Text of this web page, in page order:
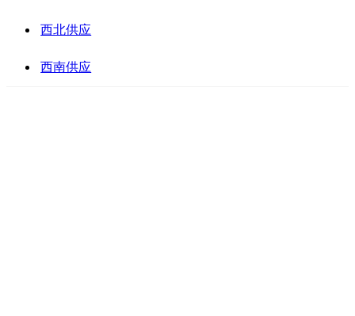
西北供应
西南供应